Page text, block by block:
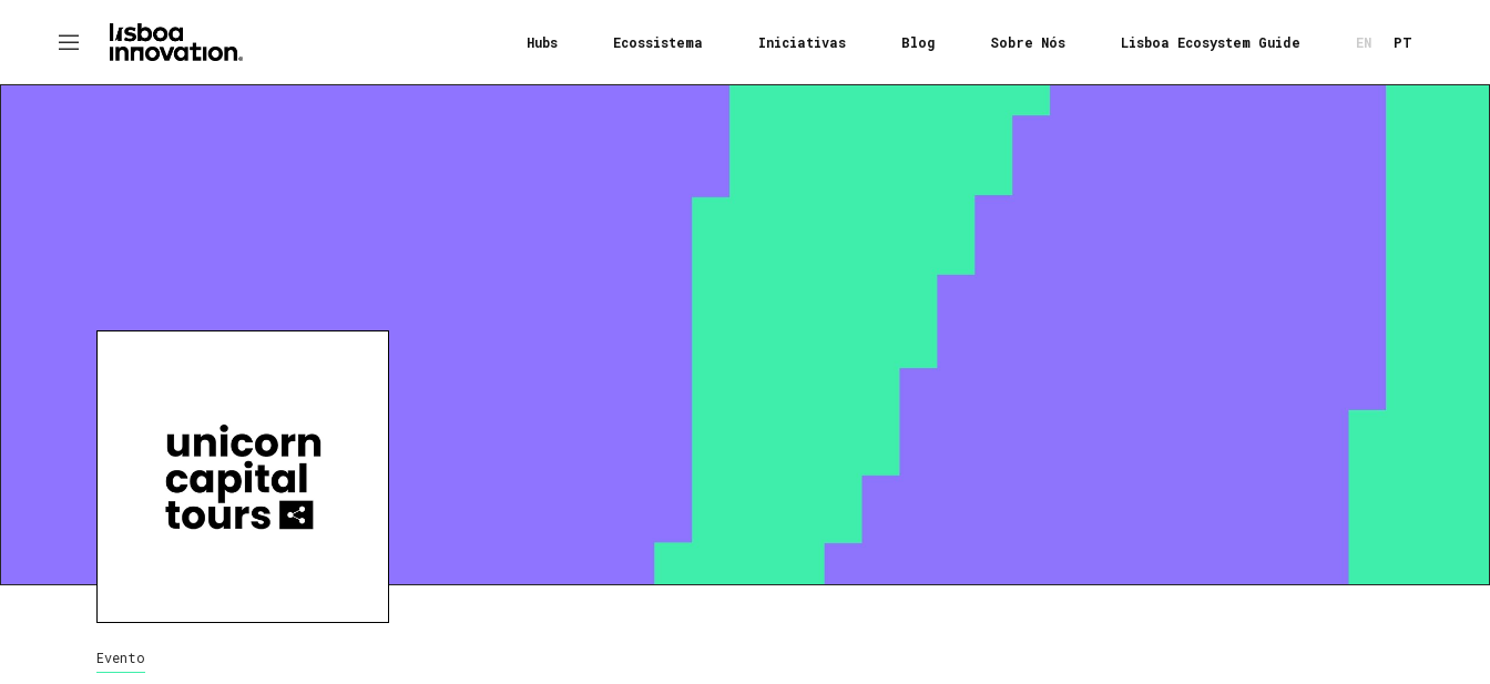
Hubs Ecossistema Iniciativas Blog Sobre Nós Lisboa Ecosystem Guide EN PT
Evento